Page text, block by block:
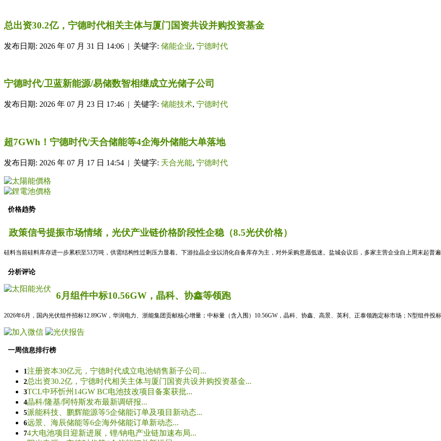
总出资30.2亿，宁德时代相关主体与厦门国资共设并购投资基金
发布日期: 2026 年 07 月 31 日 14:06 | 关键字: 储能企业, 宁德时代
宁德时代/卫蓝新能源/易储数智相继成立光储子公司
发布日期: 2026 年 07 月 23 日 17:46 | 关键字: 储能技术, 宁德时代
超7GWh！宁德时代/天合储能等4企海外储能大单落地
发布日期: 2026 年 07 月 17 日 14:54 | 关键字: 天合光能, 宁德时代
价格趋势
政策信号提振市场情绪，光伏产业链价格阶段性企稳（8.5光伏价格）
硅料当前硅料库存进一步累积至53万吨，供需结构性过剩压力显着。下游拉晶企业以消化自备库存为主，对外采购意愿低迷。盐城会议后，多家主营企业自上周末起普
分析评论
6月组件中标10.56GW，晶科、协鑫等领跑
2026年6月，国内光伏组件招标12.89GW，华润电力、浙能集团贡献核心增量；中标量（含入围）10.56GW，晶科、协鑫、高景、英利、正泰领跑定标市场；N型组件投
一周信息排行榜
1注册资本30亿元，宁德时代成立电池销售新子公司...
2总出资30.2亿，宁德时代相关主体与厦门国资共设并购投资基金...
3TCL中环忻州14GW BC电池技改项目备案获批...
4晶科/隆基/阿特斯发布最新调研报...
5派能科技、鹏辉能源等5企储能订单及项目新动态...
6远景、海辰储能等6企海外储能订单新动态...
74大电池项目迎新进展，锂/钠电产业链加速布局...